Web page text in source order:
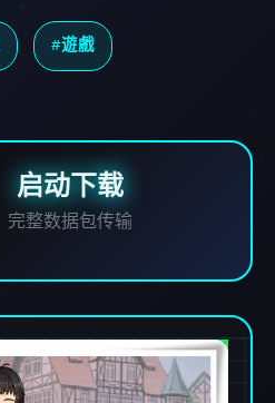
#遊戲
启动下载
完整数据包传输